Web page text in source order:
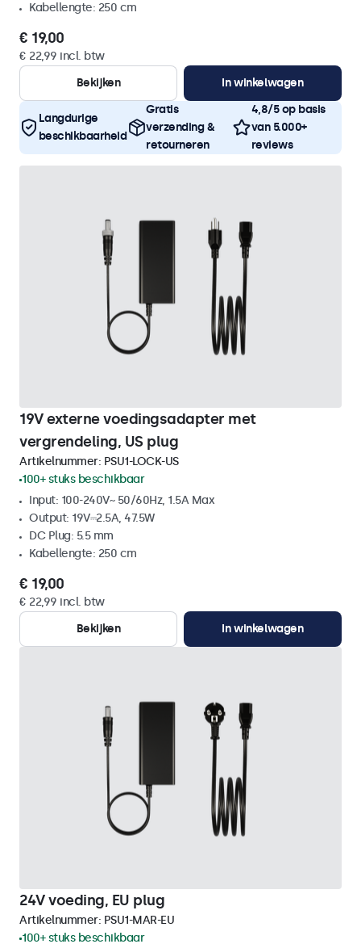
Kabellengte: 250 cm
€ 19,00
€ 22,99 incl. btw
Bekijken
In winkelwagen
Langdurige
beschikbaarheid
Gratis
verzending &
retourneren
4,8/5 op basis
van 5.000+
reviews
19V externe voedingsadapter met
vergrendeling, US plug
Artikelnummer: PSU1-LOCK-US
100+ stuks beschikbaar
Input: 100-240V~ 50/60Hz, 1.5A Max
Output: 19V⎓2.5A, 47.5W
DC Plug: 5.5 mm
Kabellengte: 250 cm
€ 19,00
€ 22,99 incl. btw
Bekijken
In winkelwagen
24V voeding, EU plug
Artikelnummer: PSU1-MAR-EU
100+ stuks beschikbaar